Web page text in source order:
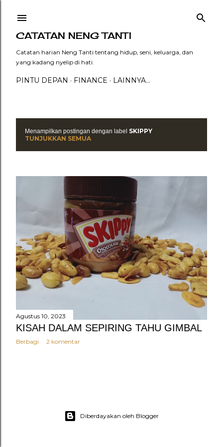
CATATAN NENG TANTI
Catatan harian Neng Tanti tentang hidup, seni, keluarga, dan
yang kadang nyelip di hati.
PINTU DEPAN FINANCE LAINNYA…
P
o
s
n
g
a
n
Menampilkan postingan dengan label SKIPPY
TUNJUKKAN SEMUA
Agustus 10, 2023
KISAH DALAM SEPIRING TAHU GIMBAL
Berbagi 2 komentar
POSTINGAN LAMA
Diberdayakan oleh Blogger